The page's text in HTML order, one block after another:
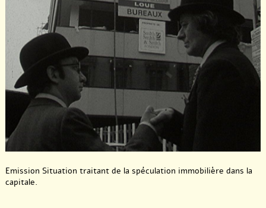
Emission Situation traitant de la spéculation immobilière dans la
capitale.